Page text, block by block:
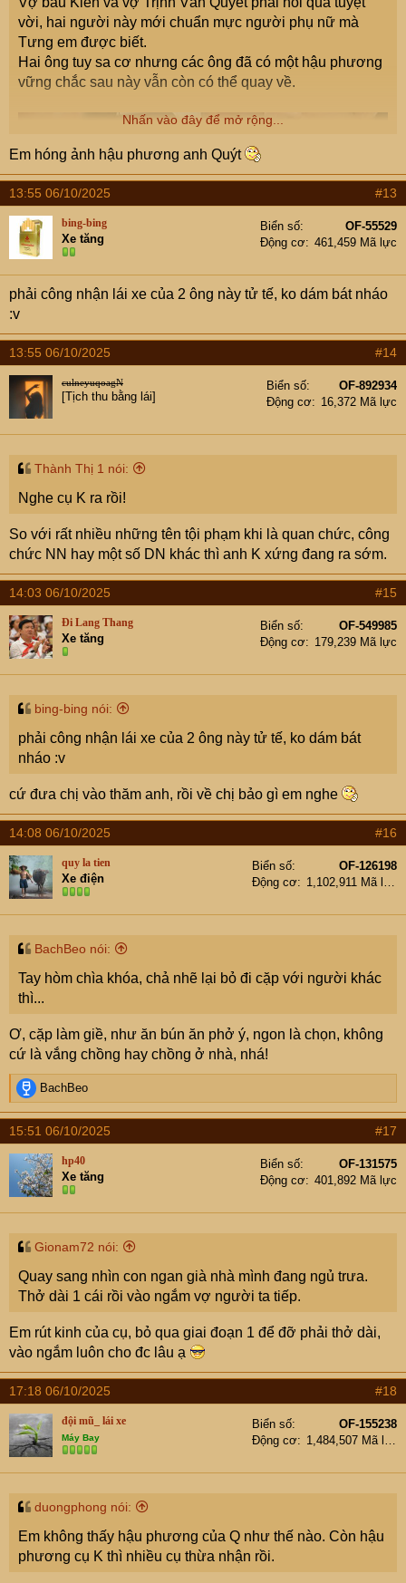
vời, hai người này mới chuẩn mực người phụ nữ mà
Tưng em được biết.
Hai ông tuy sa cơ nhưng các ông đã có một hậu phương
vững chắc sau này vẫn còn có thể quay về.
Nhấn vào đây để mở rộng...
Em hóng ảnh hậu phương anh Quýt
13:55 06/10/2025 #13
bing-bing
Xe tăng
Biển số
OF-55529
Động cơ
461,459 Mã lực
phải công nhận lái xe của 2 ông này tử tế, ko dám bát nháo
:v
13:55 06/10/2025 #14
culneyuqoagN
[Tịch thu bằng lái]
Biển số
OF-892934
Động cơ
16,372 Mã lực
Thành Thị 1 nói:
Nghe cụ K ra rồi!
So với rất nhiều những tên tội phạm khi là quan chức, công
chức NN hay một số DN khác thì anh K xứng đang ra sớm.
14:03 06/10/2025 #15
Đi Lang Thang
Xe tăng
Biển số
OF-549985
Động cơ
179,239 Mã lực
bing-bing nói:
phải công nhận lái xe của 2 ông này tử tế, ko dám bát
nháo :v
cứ đưa chị vào thăm anh, rồi về chị bảo gì em nghe
14:08 06/10/2025 #16
quy la tien
Xe điện
Biển số
OF-126198
Động cơ
BachBeo nói:
Tay hòm chìa khóa, chả nhẽ lại bỏ đi cặp với người khác
thì...
Ơ, cặp làm giề, như ăn bún ăn phở ý, ngon là chọn, không
cứ là vắng chồng hay chồng ở nhà, nhá!
R
e
a
c
t
i
o
n
s
BachBeo
15:51 06/10/2025 #17
hp40
Xe tăng
Biển số
OF-131575
Động cơ
401,892 Mã lực
Gionam72 nói:
Quay sang nhìn con ngan già nhà mình đang ngủ trưa.
Thở dài 1 cái rồi vào ngắm vợ người ta tiếp.
Em rút kinh của cụ, bỏ qua giai đoạn 1 để đỡ phải thở dài,
vào ngắm luôn cho đc lâu ạ
17:18 06/10/2025 #18
đội mũ_ lái xe
Máy Bay
Biển số
OF-155238
Động cơ
duongphong nói:
Em không thấy hậu phương của Q như thế nào. Còn hậu
phương cụ K thì nhiều cụ thừa nhận rồi.